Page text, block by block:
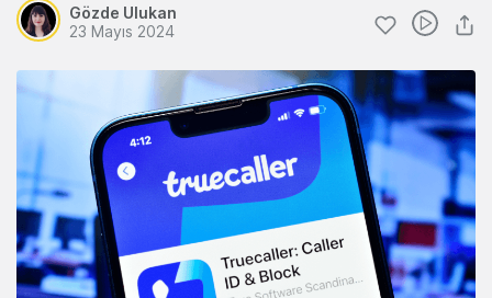
Gözde Ulukan
23 Mayıs 2024